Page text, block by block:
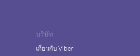
บริษัท
เกี่ยวกับ Viber